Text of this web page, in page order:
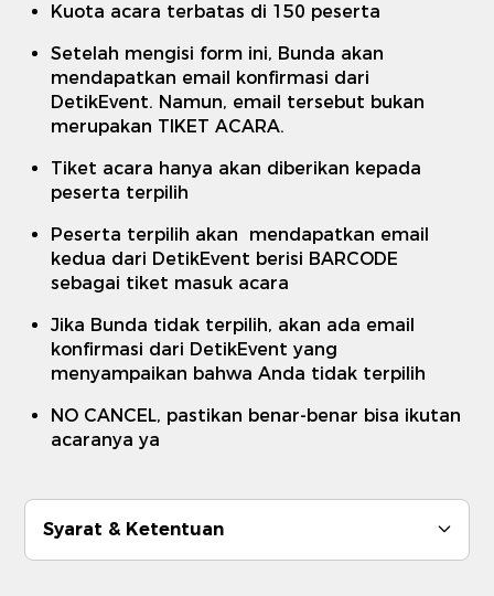
Kuota acara terbatas di 150 peserta
Setelah mengisi form ini, Bunda akan
mendapatkan email konfirmasi dari
DetikEvent. Namun, email tersebut bukan
merupakan TIKET ACARA.
Tiket acara hanya akan diberikan kepada
peserta terpilih
Peserta terpilih akan mendapatkan email
kedua dari DetikEvent berisi BARCODE
sebagai tiket masuk acara
Jika Bunda tidak terpilih, akan ada email
konfirmasi dari DetikEvent yang
menyampaikan bahwa Anda tidak terpilih
NO CANCEL, pastikan benar-benar bisa ikutan
acaranya ya
Syarat & Ketentuan